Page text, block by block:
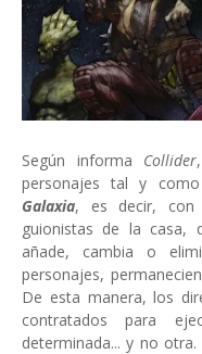
Según informa Collider,
personajes tal y
Galaxia, es decir,
guionistas de la casa,
añade, cambia o
personajes,
De esta manera, los
contratados para
determinada... y no